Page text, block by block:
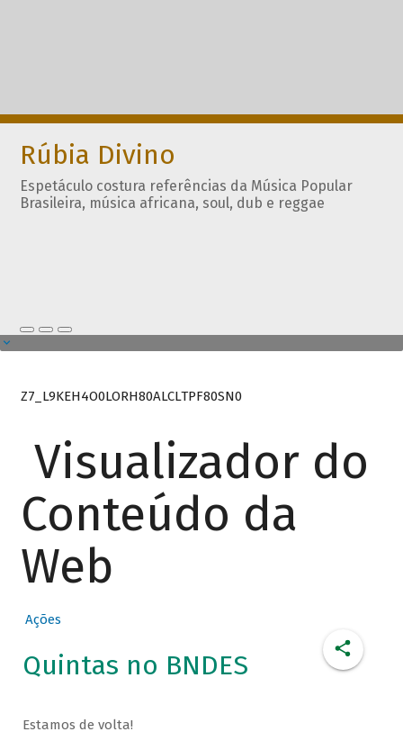
Rúbia Divino
Espetáculo costura referências da Música Popular
Brasileira, música africana, soul, dub e reggae
Z7_L9KEH4O0LORH80ALCLTPF80SN0
Visualizador do
Conteúdo da
Web
Ações
Quintas no BNDES
Estamos de volta!